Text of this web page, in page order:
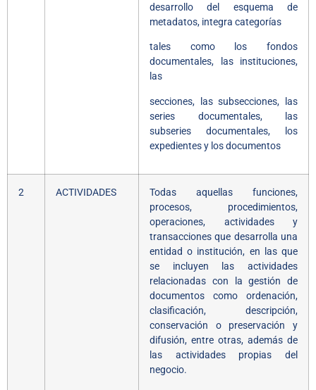
desarrollo del esquema de
metadatos, integra categorías
tales como los fondos
documentales, las instituciones,
las
secciones, las subsecciones, las
series documentales, las
subseries documentales, los
expedientes y los documentos
2 ACTIVIDADES
Todas aquellas funciones,
procesos, procedimientos,
operaciones, actividades y
transacciones que desarrolla una
entidad o institución, en las que
se incluyen las actividades
relacionadas con la gestión de
documentos como ordenación,
clasificación, descripción,
conservación o preservación y
difusión, entre otras, además de
las actividades propias del
negocio.